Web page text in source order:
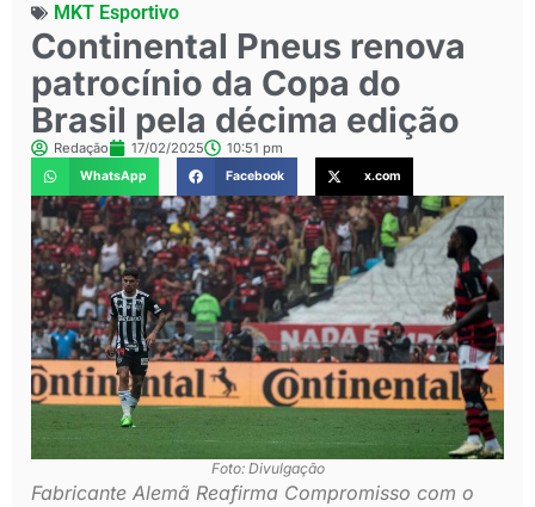
MKT Esportivo
Continental Pneus renova
patrocínio da Copa do
Brasil pela décima edição
Redação 17/02/2025 10:51 pm
WhatsApp Facebook x.com
Foto: Divulgação
Fabricante Alemã Reafirma Compromisso com o